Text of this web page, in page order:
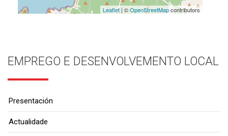
Leaflet| ©OpenStreetMapcontributors
EMPREGO E DESENVOLVEMENTO LOCAL
Presentación
Actualidade